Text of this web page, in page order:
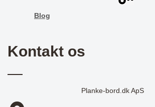
Blog
Kontakt os
Planke-bord.dk ApS